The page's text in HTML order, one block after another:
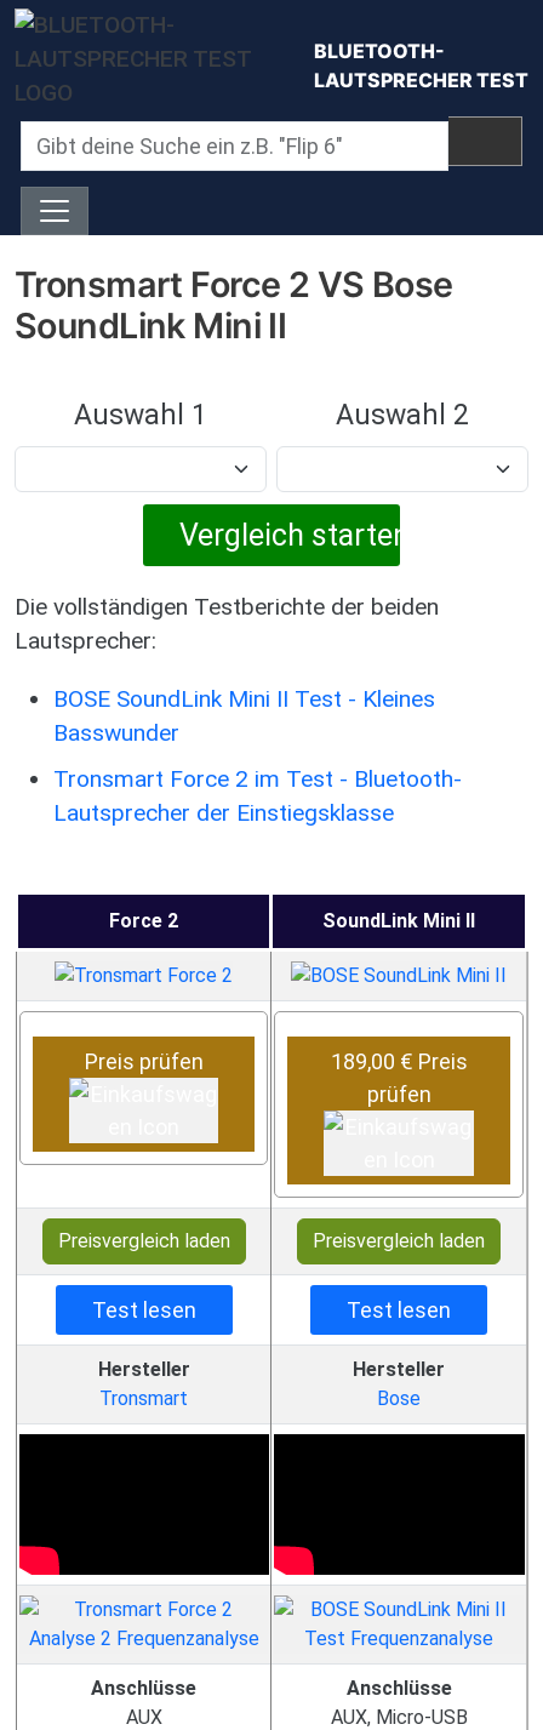
Direkt zum Inhalt
BLUETOOTH-
LAUTSPRECHER TEST
Tronsmart Force 2 VS Bose
SoundLink Mini II
Auswahl 1 Auswahl 2
Die vollständigen Testberichte der beiden
Lautsprecher:
BOSE SoundLink Mini II Test - Kleines
Basswunder
Tronsmart Force 2 im Test - Bluetooth-
Lautsprecher der Einstiegsklasse
Force 2 SoundLink Mini II
Preis prüfen
189,00 € Preis
prüfen
Preisvergleich laden Preisvergleich laden
Test lesen Test lesen
Hersteller
Tronsmart
Hersteller
Bose
Anschlüsse
AUX
Anschlüsse
AUX, Micro-USB